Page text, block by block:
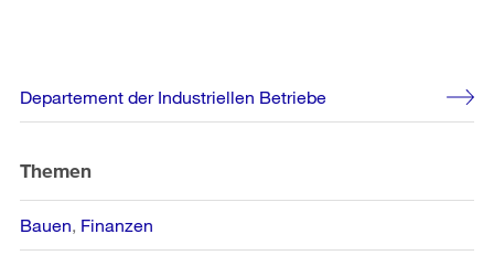
Weitere
Informationen
Departement der Industriellen Betriebe
Themen
Bauen Finanzen